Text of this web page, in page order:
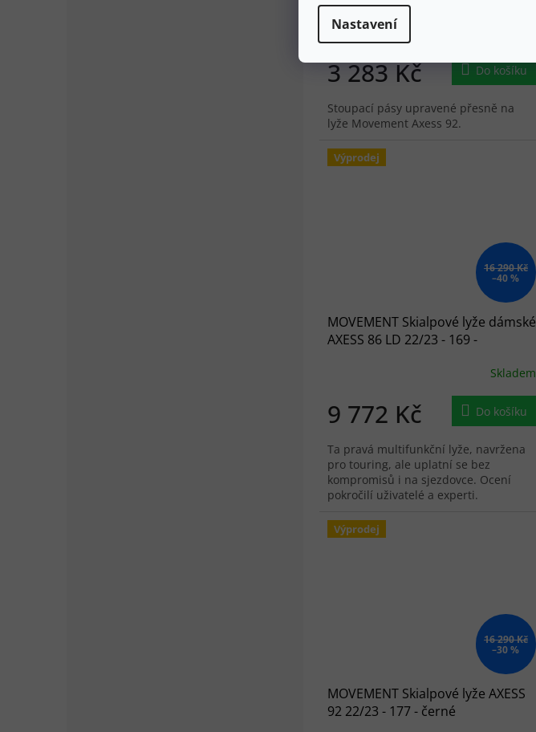
Nastavení
3 283 Kč Do košíku
Stoupací pásy upravené přesně na
lyže Movement Axess 92.
Výprodej
16 290 Kč
–40 %
MOVEMENT Skialpové lyže dámské
AXESS 86 LD 22/23 - 169 -
Skladem
9 772 Kč Do košíku
Ta pravá multifunkční lyže, navržena
pro touring, ale uplatní se bez
kompromisů i na sjezdovce. Ocení
pokročilí uživatelé a experti.
Výprodej
16 290 Kč
–30 %
MOVEMENT Skialpové lyže AXESS
92 22/23 - 177 - černé